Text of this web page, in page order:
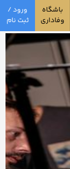
باشگاه
وفاداری
ورود /
ثبت نام